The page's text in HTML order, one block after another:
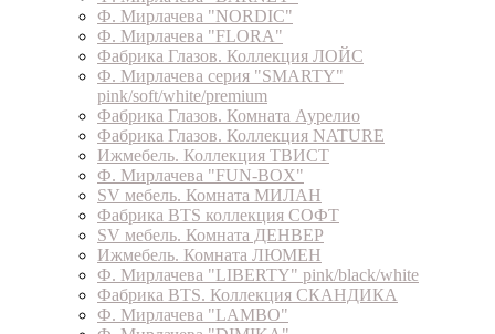
Ф. Мирлачева "NORDIC"
Ф. Мирлачева "FLORA"
Фабрика Глазов. Коллекция ЛОЙС
Ф. Мирлачева серия "SMARTY"
pink/soft/white/premium
Фабрика Глазов. Комната Аурелио
Фабрика Глазов. Коллекция NATURE
Ижмебель. Коллекция ТВИСТ
Ф. Мирлачева "FUN-BOX"
SV мебель. Комната МИЛАН
Фабрика BTS коллекция СОФТ
SV мебель. Комната ДЕНВЕР
Ижмебель. Комната ЛЮМЕН
Ф. Мирлачева "LIBERTY" pink/black/white
Фабрика BTS. Коллекция СКАНДИКА
Ф. Мирлачева "LAMBO"